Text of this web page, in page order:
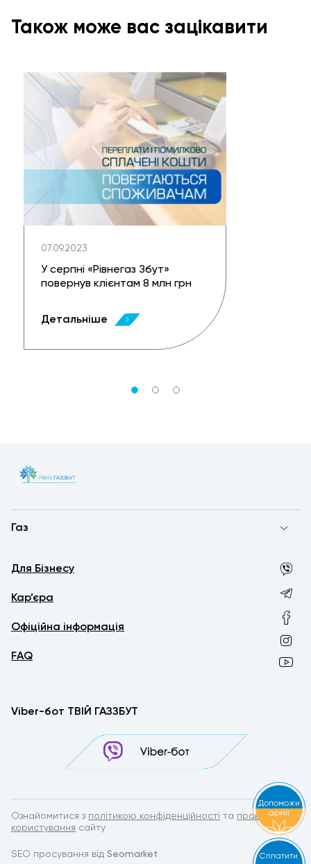
Також може вас зацікавити
07.09.2023
У серпні «Рівнегаз Збут»
повернув клієнтам 8 млн грн
Детальніше
Газ
Для Бізнесу
Кар’єра
Офіційна інформація
FAQ
Viber-бот ТВІЙ ГАЗЗБУТ
Ознайомитися з політикою конфіденційності та правилами
користування сайту
SEO просування від Seomarket
Сплатити
Допоможи
армії